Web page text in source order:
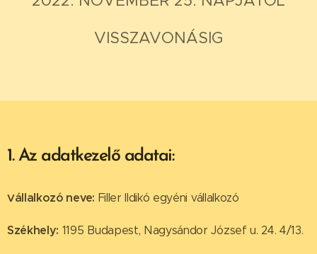
VISSZAVONÁSIG
1. Az adatkezelő adatai:
Vállalkozó neve: Filler Ildikó egyéni vállalkozó
Székhely: 1195 Budapest, Nagysándor József u. 24. 4/13.